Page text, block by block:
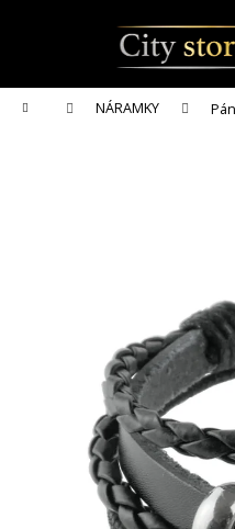
Domov NÁRAMKY
í
do
obchodu
do
obchodu
RETIAZKA S
JANG +
ZADARMO